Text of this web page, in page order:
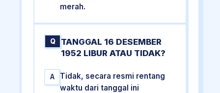
merah.
Q
TANGGAL 16 DESEMBER
1952 LIBUR ATAU TIDAK?
A
Tidak, secara resmi rentang
waktu dari tanggal ini